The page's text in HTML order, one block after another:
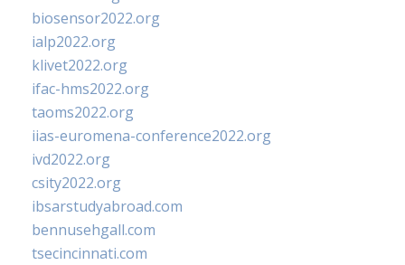
biosensor2022.org
ialp2022.org
klivet2022.org
ifac-hms2022.org
taoms2022.org
iias-euromena-conference2022.org
ivd2022.org
csity2022.org
ibsarstudyabroad.com
bennusehgall.com
tsecincinnati.com